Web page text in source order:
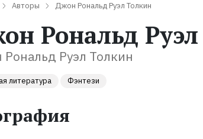
Авторы Джон Рональд Руэл Толкин
Рональд
Руэл Толкин
литература Фэнтези